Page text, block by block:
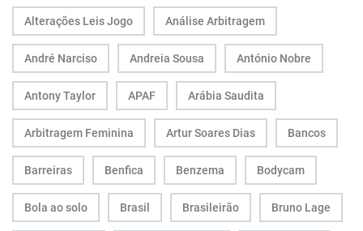
Alterações Leis Jogo Análise Arbitragem
André Narciso Andreia Sousa António Nobre
Antony Taylor APAF Arábia Saudita
Arbitragem Feminina Artur Soares Dias Bancos
Barreiras Benfica Benzema Bodycam
Bola ao solo Brasil Brasileirão Bruno Lage